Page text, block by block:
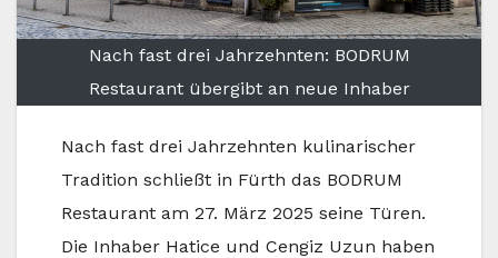
Nach fast drei Jahrzehnten: BODRUM
Restaurant übergibt an neue Inhaber
Nach fast drei Jahrzehnten kulinarischer
Tradition schließt in Fürth das BODRUM
Restaurant am 27. März 2025 seine Türen.
Die Inhaber Hatice und Cengiz Uzun haben